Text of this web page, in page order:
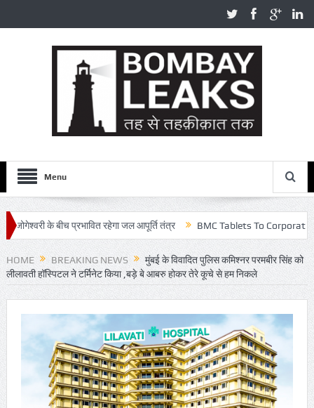
Menu
के बीच प्रभावित रहेगा जल आपूर्ति तंत्र BMC Tablets To Corporators –
वीडियो के बाद आरोपी 12 घंटे में गिरफ्तार
HOME BREAKING NEWS
मुंबई के विवादित पुलिस कमिश्नर परमबीर सिंह को
लीलावती हॉस्पिटल ने टर्मिनेट किया ,बड़े बे आबरु होकर तेरे कूचे से हम निकले